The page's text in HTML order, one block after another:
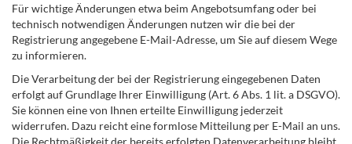
Für wichtige Änderungen etwa beim Angebotsumfang oder bei
technisch notwendigen Änderungen nutzen wir die bei der
Registrierung angegebene E-Mail-Adresse, um Sie auf diesem Wege
zu informieren.
Die Verarbeitung der bei der Registrierung eingegebenen Daten
erfolgt auf Grundlage Ihrer Einwilligung (Art. 6 Abs. 1 lit. a DSGVO).
Sie können eine von Ihnen erteilte Einwilligung jederzeit
widerrufen. Dazu reicht eine formlose Mitteilung per E-Mail an uns.
Die Rechtmäßigkeit der bereits erfolgten Datenverarbeitung bleibt